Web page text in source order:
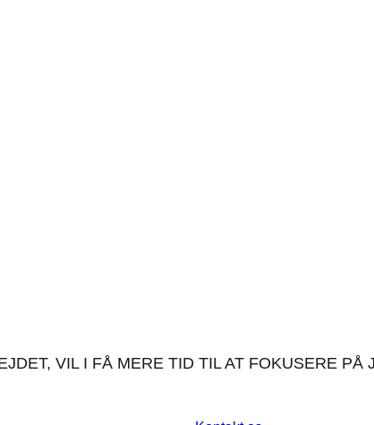
VIL I FÅ MERE TID TIL AT FOKUSERE